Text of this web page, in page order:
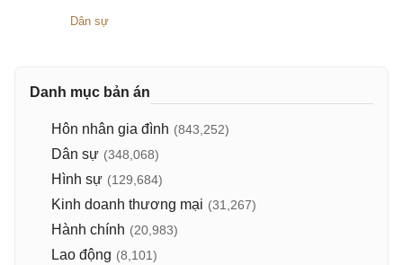
Dân sự
Danh mục bản án
Hôn nhân gia đình (843,252)
Dân sự (348,068)
Hình sự (129,684)
Kinh doanh thương mại (31,267)
Hành chính (20,983)
Lao động (8,101)